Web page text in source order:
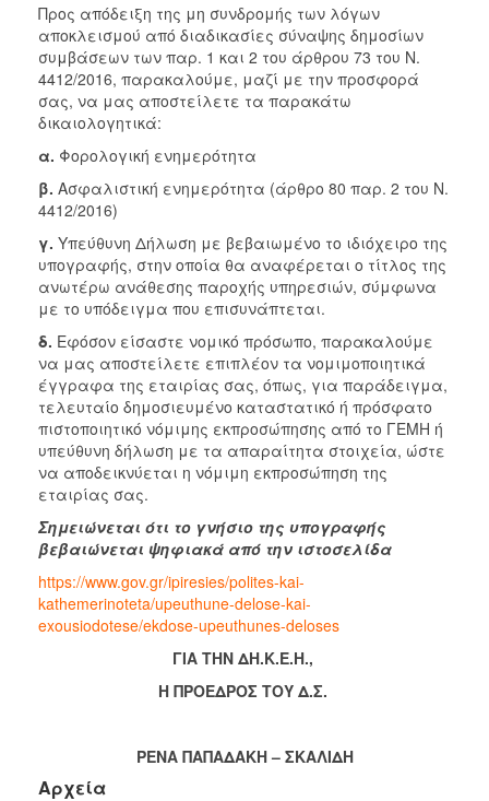
Προς απόδειξη της μη συνδρομής των λόγων
αποκλεισμού από διαδικασίες σύναψης δημοσίων
συμβάσεων των παρ. 1 και 2 του άρθρου 73 του Ν.
4412/2016, παρακαλούμε, μαζί με την προσφορά
σας, να μας αποστείλετε τα παρακάτω
δικαιολογητικά:
α. Φορολογική ενημερότητα
β. Ασφαλιστική ενημερότητα (άρθρο 80 παρ. 2 του Ν.
4412/2016)
γ. Υπεύθυνη Δήλωση με βεβαιωμένο το ιδιόχειρο της
υπογραφής, στην οποία θα αναφέρεται ο τίτλος της
ανωτέρω ανάθεσης παροχής υπηρεσιών, σύμφωνα
με το υπόδειγμα που επισυνάπτεται.
δ. Εφόσον είσαστε νομικό πρόσωπο, παρακαλούμε
να μας αποστείλετε επιπλέον τα νομιμοποιητικά
έγγραφα της εταιρίας σας, όπως, για παράδειγμα,
τελευταίο δημοσιευμένο καταστατικό ή πρόσφατο
πιστοποιητικό νόμιμης εκπροσώπησης από το ΓΕΜΗ ή
υπεύθυνη δήλωση με τα απαραίτητα στοιχεία, ώστε
να αποδεικνύεται η νόμιμη εκπροσώπηση της
εταιρίας σας.
Σημειώνεται ότι το γνήσιο της υπογραφής
βεβαιώνεται ψηφιακά από την ιστοσελίδα
https://www.gov.gr/ipiresies/polites-kai-
kathemerinoteta/upeuthune-delose-kai-
exousiodotese/ekdose-upeuthunes-deloses
ΓΙΑ ΤΗΝ ΔΗ.Κ.Ε.Η.,
Η ΠΡΟΕΔΡΟΣ ΤΟΥ Δ.Σ.
ΡΕΝΑ ΠΑΠΑΔΑΚΗ – ΣΚΑΛΙΔΗ
Αρχεία